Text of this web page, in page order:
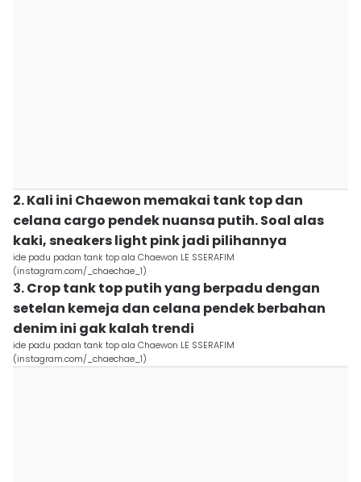
2. Kali ini Chaewon memakai tank top dan
celana cargo pendek nuansa putih. Soal alas
kaki, sneakers light pink jadi pilihannya
ide padu padan tank top ala Chaewon LE SSERAFIM
(instagram.com/_chaechae_1)
3. Crop tank top putih yang berpadu dengan
setelan kemeja dan celana pendek berbahan
denim ini gak kalah trendi
ide padu padan tank top ala Chaewon LE SSERAFIM
(instagram.com/_chaechae_1)